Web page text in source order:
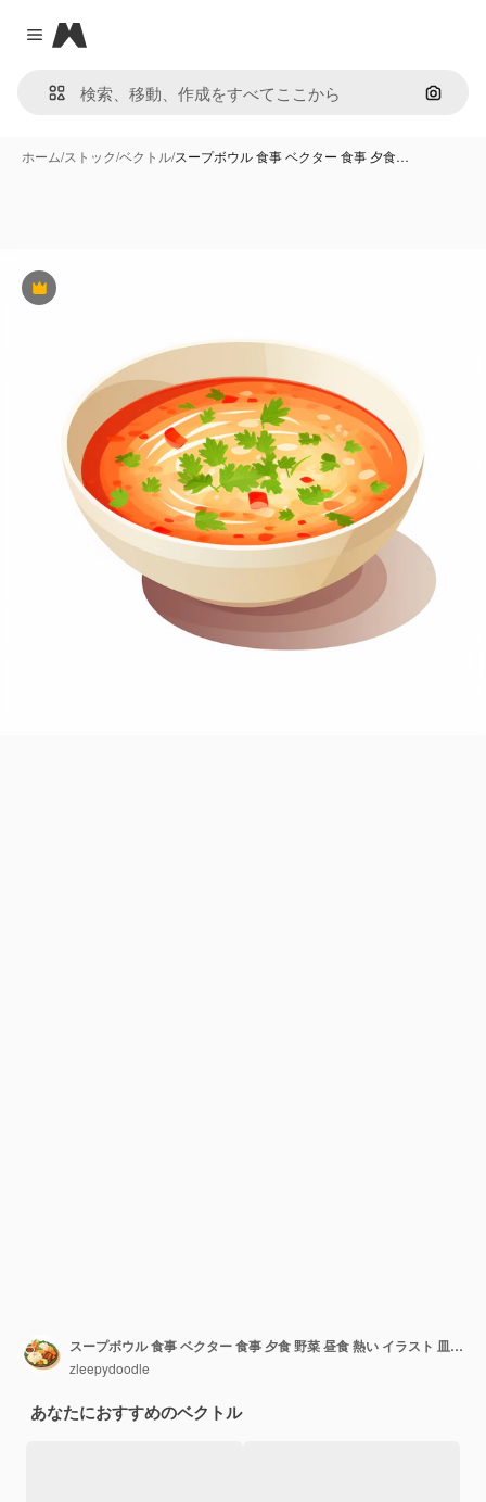
Close menu
Magnific
画像で
ホーム/ストック/ベクトル/スープボウル 食事 ベクター 食事 夕食…
Premium
スープボウル 食事 ベクター 食事 夕食 野菜 昼食 熱い イラスト 皿 料理皿 r
zleepydoodle
あなたにおすすめのベクトル